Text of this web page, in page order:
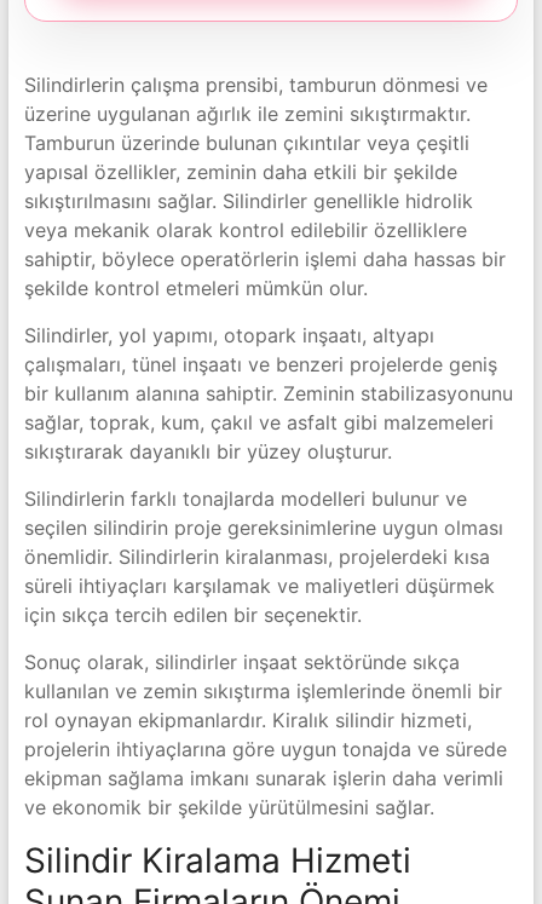
Silindirlerin çalışma prensibi, tamburun dönmesi ve
üzerine uygulanan ağırlık ile zemini sıkıştırmaktır.
Tamburun üzerinde bulunan çıkıntılar veya çeşitli
yapısal özellikler, zeminin daha etkili bir şekilde
sıkıştırılmasını sağlar. Silindirler genellikle hidrolik
veya mekanik olarak kontrol edilebilir özelliklere
sahiptir, böylece operatörlerin işlemi daha hassas bir
şekilde kontrol etmeleri mümkün olur.
Silindirler, yol yapımı, otopark inşaatı, altyapı
çalışmaları, tünel inşaatı ve benzeri projelerde geniş
bir kullanım alanına sahiptir. Zeminin stabilizasyonunu
sağlar, toprak, kum, çakıl ve asfalt gibi malzemeleri
sıkıştırarak dayanıklı bir yüzey oluşturur.
Silindirlerin farklı tonajlarda modelleri bulunur ve
seçilen silindirin proje gereksinimlerine uygun olması
önemlidir. Silindirlerin kiralanması, projelerdeki kısa
süreli ihtiyaçları karşılamak ve maliyetleri düşürmek
için sıkça tercih edilen bir seçenektir.
Sonuç olarak, silindirler inşaat sektöründe sıkça
kullanılan ve zemin sıkıştırma işlemlerinde önemli bir
rol oynayan ekipmanlardır. Kiralık silindir hizmeti,
projelerin ihtiyaçlarına göre uygun tonajda ve sürede
ekipman sağlama imkanı sunarak işlerin daha verimli
ve ekonomik bir şekilde yürütülmesini sağlar.
Silindir Kiralama Hizmeti